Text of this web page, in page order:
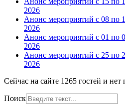
2026
Анонс мероприятий с 08 по
2026
Анонс мероприятий с 01 по
2026
Анонс мероприятий с 25 по
2026
Сейчас на сайте 1265 гостей и нет
Поиск